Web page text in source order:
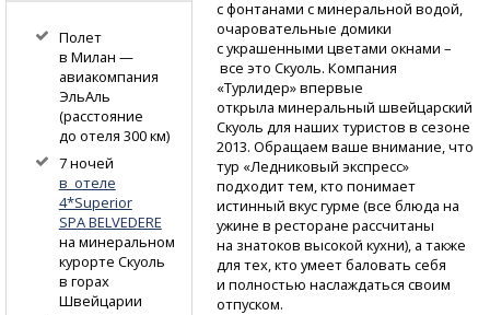
с фонтанами с минеральной водой,
очаровательные домики
с украшенными цветами окнами –
все это Скуоль. Компания
«Турлидер» впервые
открыла минеральный швейцарский
Скуоль для наших туристов в сезоне
2013. Обращаем ваше внимание, что
тур «Ледниковый экспресс»
подходит тем, кто понимает
истинный вкус гурме (все блюда на
ужине в ресторане рассчитаны
на знатоков высокой кухни), а также
для тех, кто умеет баловать себя
и полностью наслаждаться своим
отпуском.
Полет
в Милан —
авиакомпания
ЭльАль
(расстояние
до отеля 300 км)
7 ночей
в отеле
4*Superior
SPA BELVEDERE
на минеральном
курорте Скуоль
в горах
Швейцарии